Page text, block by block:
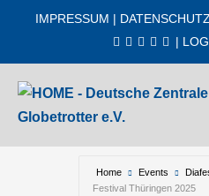
IMPRESSUM | DATENSCHUTZ
|
Home Events
Festival Thüringen 2025